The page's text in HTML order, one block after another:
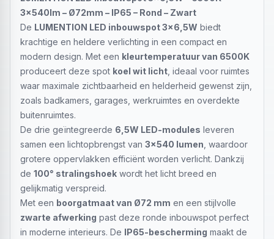
3x540lm – Ø72mm – IP65 – Rond – Zwart
De LUMENTION LED inbouwspot 3x6,5W biedt
krachtige en heldere verlichting in een compact en
modern design. Met een kleurtemperatuur van 6500K
produceert deze spot koel wit licht , ideaal voor ruimtes
waar maximale zichtbaarheid en helderheid gewenst zijn,
zoals badkamers, garages, werkruimtes en overdekte
buitenruimtes.
De drie geïntegreerde 6,5W LED-modules leveren
samen een lichtopbrengst van 3x540 lumen , waardoor
grotere oppervlakken efficiënt worden verlicht. Dankzij
de 100° stralingshoek wordt het licht breed en
gelijkmatig verspreid.
Met een boorgatmaat van Ø72 mm en een stijlvolle
zwarte afwerking past deze ronde inbouwspot perfect
in moderne interieurs. De IP65-bescherming maakt de